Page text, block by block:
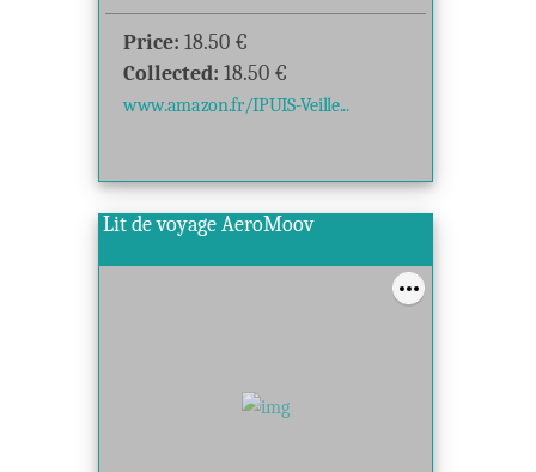
Price: 18.50 €
Collected: 18.50 €
www.amazon.fr/IPUIS-Veille...
Lit de voyage AeroMoov